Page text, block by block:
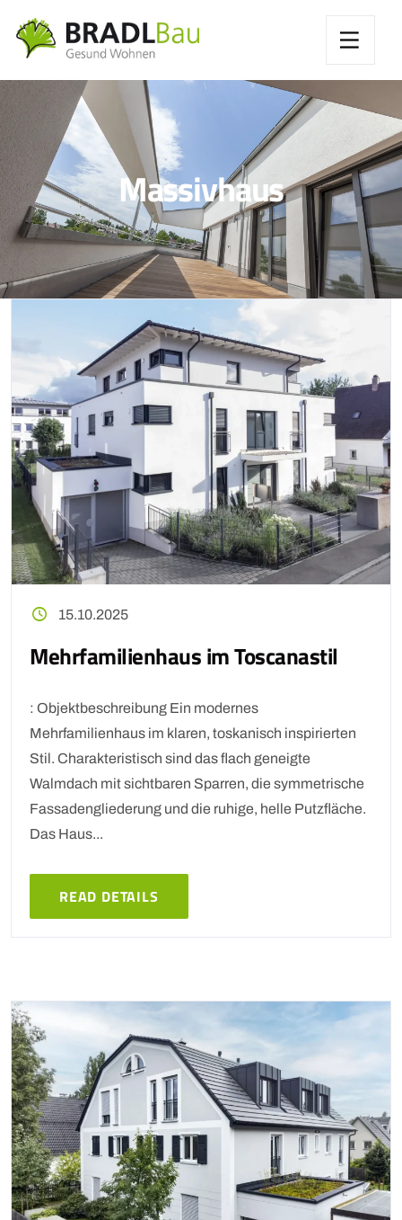
Massivhaus
15.10.2025
Mehrfamilienhaus im Toscanastil
: Objektbeschreibung Ein modernes
Mehrfamilienhaus im klaren, toskanisch inspirierten
Stil. Charakteristisch sind das flach geneigte
Walmdach mit sichtbaren Sparren, die symmetrische
Fassadengliederung und die ruhige, helle Putzfläche.
Das Haus...
READ DETAILS